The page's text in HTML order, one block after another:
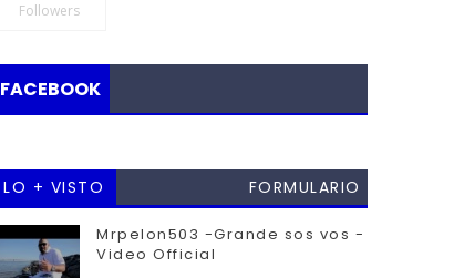
Followers
FACEBOOK
LO + VISTO
FORMULARIO
Mrpelon503 -Grande sos vos -
Video Official